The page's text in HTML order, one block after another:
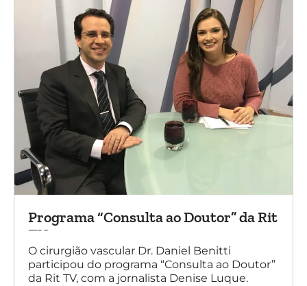
Programa “Consulta ao Doutor” da Rit
TV
O cirurgião vascular Dr. Daniel Benitti
participou do programa “Consulta ao Doutor”
da Rit TV, com a jornalista Denise Luque.